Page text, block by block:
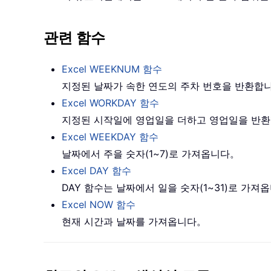
관련 함수
Excel WEEKNUM 함수
지정된 날짜가 속한 연도의 주차 번호을 반환합니
Excel WORKDAY 함수
지정된 시작일에 영업일을 더하고 영업일을 반환
Excel WEEKDAY 함수
날짜에서 주을 숫자(1~7)로 가져옵니다。
Excel DAY 함수
DAY 함수는 날짜에서 일을 숫자(1~31)로 가져옵
Excel NOW 함수
현재 시간과 날짜를 가져옵니다。